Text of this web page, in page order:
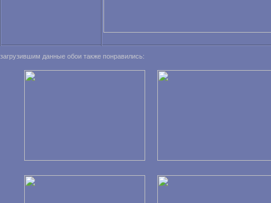
загрузившим данные обои также понравились: